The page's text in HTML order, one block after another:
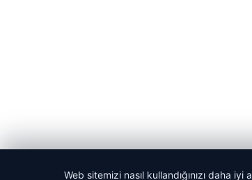
Web sitemizi nasıl kullandığınızı daha